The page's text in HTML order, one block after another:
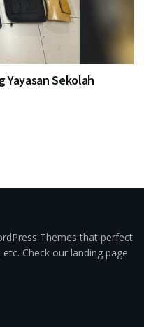
Yayasan Sekolah
Themes that perfect
Check our landing page